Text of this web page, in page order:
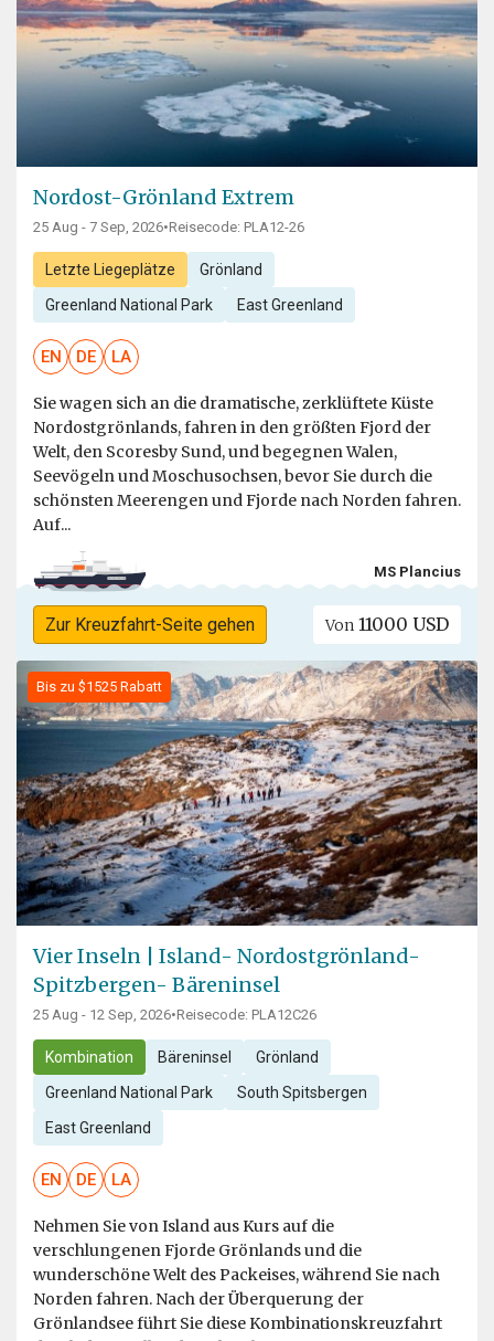
Nordost-Grönland Extrem
25 Aug - 7 Sep, 2026•Reisecode: PLA12-26
Letzte Liegeplätze Grönland
Greenland National Park East Greenland
EN DE LA
Sie wagen sich an die dramatische, zerklüftete Küste
Nordostgrönlands, fahren in den größten Fjord der
Welt, den Scoresby Sund, und begegnen Walen,
Seevögeln und Moschusochsen, bevor Sie durch die
schönsten Meerengen und Fjorde nach Norden fahren.
Auf...
MS Plancius
Zur Kreuzfahrt-Seite gehen Von 11000 USD
Bis zu $1525 Rabatt
Vier Inseln | Island- Nordostgrönland-
Spitzbergen- Bäreninsel
25 Aug - 12 Sep, 2026•Reisecode: PLA12C26
Kombination Bäreninsel Grönland
Greenland National Park South Spitsbergen
East Greenland
EN DE LA
Nehmen Sie von Island aus Kurs auf die
verschlungenen Fjorde Grönlands und die
wunderschöne Welt des Packeises, während Sie nach
Norden fahren. Nach der Überquerung der
Grönlandsee führt Sie diese Kombinationskreuzfahrt